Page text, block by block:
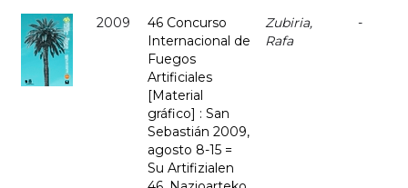
2009
46 Concurso
Internacional de
Fuegos
Artificiales
[Material
gráfico] : San
Sebastián 2009,
agosto 8-15 =
Su Artifizialen
Zubiria,
Rafa
-